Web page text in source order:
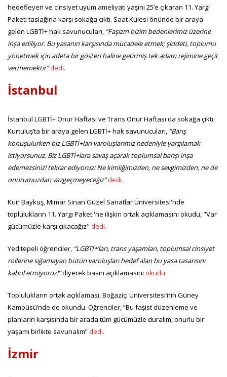
hedefleyen ve cinsiyet uyum ameliyatı yaşını 25’e çıkaran 11. Yargı
Paketi taslağına karşı sokağa çıktı. Saat Kulesi önünde bir araya
gelen LGBTİ+ hak savunucuları, “Faşizm bizim bedenlerimiz üzerine
inşa ediliyor. Bu yasanın karşısında mücadele etmek; şiddeti, toplumu
yönetmek için adeta bir gösteri haline getirmiş tek adam rejimine geçit
vermemektir”dedi.
İstanbul
İstanbul LGBTİ+ Onur Haftası ve Trans Onur Haftası da sokağa çıktı.
Kurtuluş’ta bir araya gelen LGBTİ+ hak savunucuları, “Barış
konuşulurken biz LGBTİ+ları varoluşlarımız nedeniyle yargılamak
istiyorsunuz. Biz LGBTİ+lara savaş açarak toplumsal barışı inşa
edemezsiniz! tekrar ediyoruz: Ne kimliğimizden, ne sevgimizden, ne de
onurumuzdan vazgeçmeyeceğiz”dedi.
Kuir Baykuş, Mimar Sinan Güzel Sanatlar Üniversitesi'nde
toplulukların 11. Yargı Paketi'ne ilişkin ortak açıklamasını okudu, "Var
gücümüzle karşı çıkacağız" dedi.
Yeditepeli öğrenciler, “LGBTİ+’ları, trans yaşamları, toplumsal cinsiyet
rollerine sığamayan bütün varoluşları hedef alan bu yasa tasarısını
kabul etmiyoruz!”diyerek basın açıklamasını okudu.
Toplulukların ortak açıklaması, Boğaziçi Üniversitesi’nin Güney
Kampüsü’nde de okundu. Öğrenciler, “Bu faşist düzenleme ve
planların karşısında bir arada tüm gücümüzle duralım, onurlu bir
yaşamı birlikte savunalım”dedi.
İzmir